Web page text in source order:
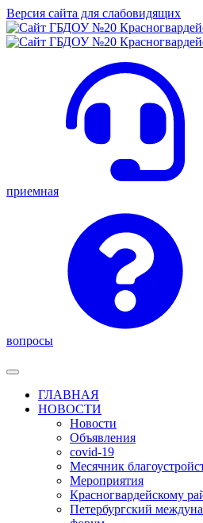
Версия сайта для слабовидящих
приемная
вопросы
ГЛАВНАЯ
НОВОСТИ
Новости
Объявления
covid-19
Месячник
Мероприятия
Красногвардейскому
Петербургский